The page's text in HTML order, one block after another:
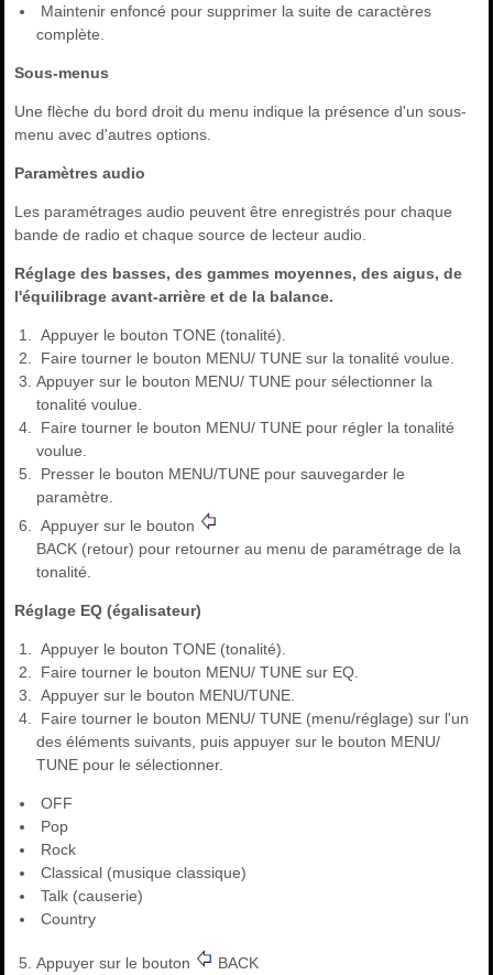
Maintenir enfoncé pour supprimer la suite de caractères
complète.
Sous-menus
Une flèche du bord droit du menu indique la présence d'un sous-
menu avec d'autres options.
Paramètres audio
Les paramétrages audio peuvent être enregistrés pour chaque
bande de radio et chaque source de lecteur audio.
Réglage des basses, des gammes moyennes, des aigus, de
l'équilibrage avant-arrière et de la balance.
Appuyer le bouton TONE (tonalité).
Faire tourner le bouton MENU/ TUNE sur la tonalité voulue.
Appuyer sur le bouton MENU/ TUNE pour sélectionner la
tonalité voulue.
Faire tourner le bouton MENU/ TUNE pour régler la tonalité
voulue.
Presser le bouton MENU/TUNE pour sauvegarder le
paramètre.
Appuyer sur le bouton
BACK (retour) pour retourner au menu de paramétrage de la
tonalité.
Réglage EQ (égalisateur)
Appuyer le bouton TONE (tonalité).
Faire tourner le bouton MENU/ TUNE sur EQ.
Appuyer sur le bouton MENU/TUNE.
Faire tourner le bouton MENU/ TUNE (menu/réglage) sur l'un
des éléments suivants, puis appuyer sur le bouton MENU/
TUNE pour le sélectionner.
OFF
Pop
Rock
Classical (musique classique)
Talk (causerie)
Country
Appuyer sur le bouton
BACK